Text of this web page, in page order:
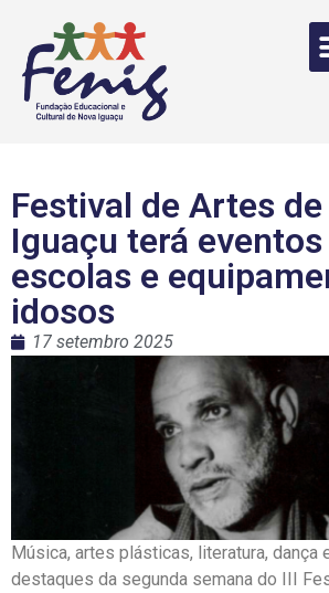
Festival de Artes
Iguaçu terá
escolas e
idosos
17 setembro 2025
Música, artes plásticas, literatura, dança
destaques da segunda semana do III